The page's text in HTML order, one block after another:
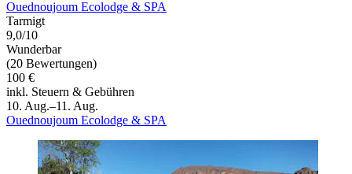
Ouednoujoum Ecolodge & SPA
Tarmigt
9,0/10
Wunderbar
(20 Bewertungen)
100 €
inkl. Steuern & Gebühren
10. Aug.–11. Aug.
Ouednoujoum Ecolodge & SPA